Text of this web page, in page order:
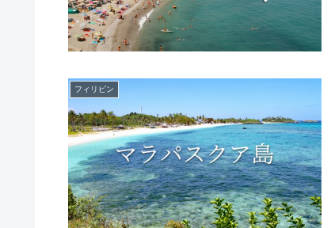
フィリピン